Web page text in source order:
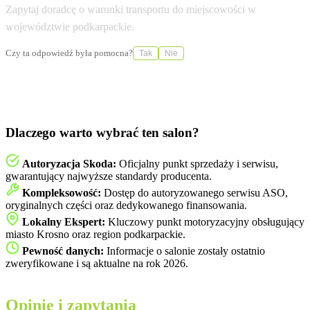
Zapytaj doradcę o warunki transportu do miejscowości w
województwie podkarpackie.
Czy ta odpowiedź była pomocna? Tak Nie
Dlaczego warto wybrać ten salon?
Autoryzacja Skoda: Oficjalny punkt sprzedaży i serwisu,
gwarantujący najwyższe standardy producenta.
Kompleksowość: Dostęp do autoryzowanego serwisu ASO,
oryginalnych części oraz dedykowanego finansowania.
Lokalny Ekspert: Kluczowy punkt motoryzacyjny obsługujący
miasto Krosno oraz region podkarpackie.
Pewność danych: Informacje o salonie zostały ostatnio
zweryfikowane i są aktualne na rok 2026.
Opinie i zapytania